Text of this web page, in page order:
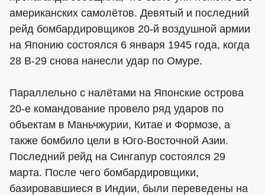
американских самолётов. Девятый и последний
рейд бомбардировщиков 20-й воздушной армии
на Японию состоялся 6 января 1945 года, когда
28 B-29 снова нанесли удар по Омуре.
Параллельно с налётами на Японские острова
20-е командование провело ряд ударов по
объектам в Маньчжурии, Китае и Формозе, а
также бомбило цели в Юго-Восточной Азии.
Последний рейд на Сингапур состоялся 29
марта. После чего бомбардировщики,
базировавшиеся в Индии, были переведены на